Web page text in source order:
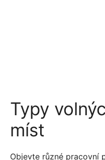
Typy
míst
Objevte různé pracovní